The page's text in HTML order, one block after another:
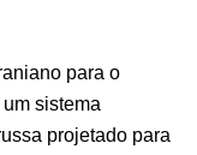
para o
sistema
projetado para